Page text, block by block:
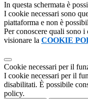
In questa schermata è
I cookie necessari sono
piattaforma e non è
Per conoscere quali sono
visionare la COOKIE
Cookie necessari per il
I cookie necessari per il
disabilitati. È possibile
policy.